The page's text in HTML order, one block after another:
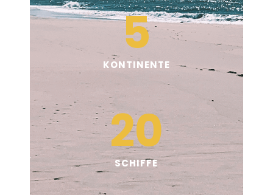
5
KONTINENTE
20
SCHIFFE